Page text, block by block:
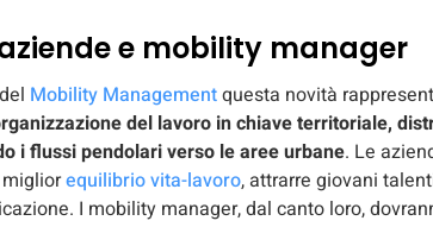
e mobility manager
Mobility Managementquesta novità
del lavoro in chiave territoriale,
i flussi pendolari verso le aree urbane. Le
equilibrio vita-lavoro, attrarre giovani
I mobility manager, dal canto loro,